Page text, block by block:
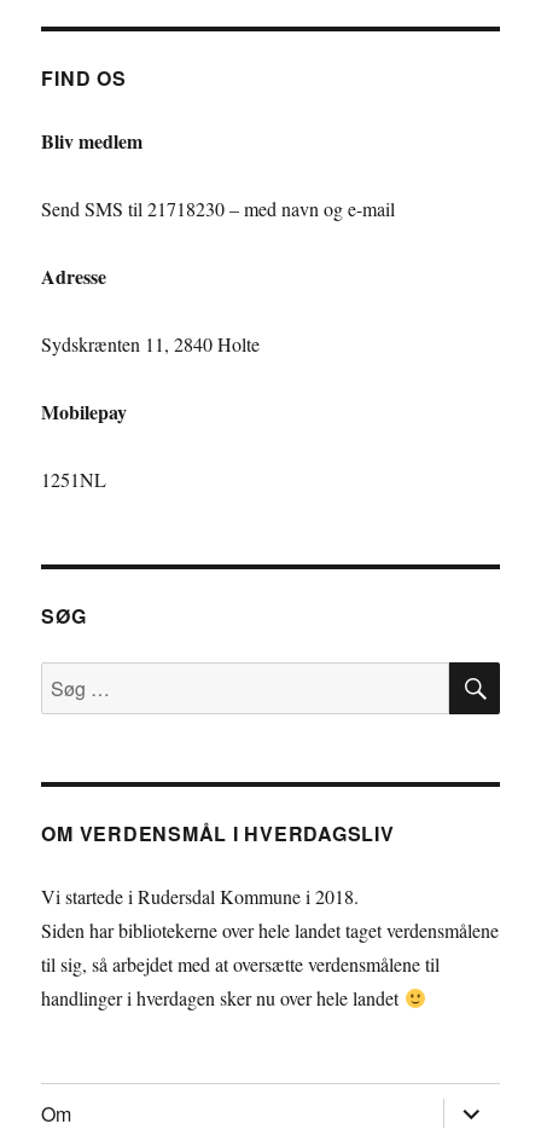
FIND OS
Bliv medlem
Send SMS til 21718230 – med navn og e-mail
Adresse
Sydskrænten 11, 2840 Holte
Mobilepay
1251NL
SØG
Søg
efter:
OM VERDENSMÅL I HVERDAGSLIV
Vi startede i Rudersdal Kommune i 2018.
Siden har bibliotekerne over hele landet taget verdensmålene
til sig, så arbejdet med at oversætte verdensmålene til
handlinger i hverdagen sker nu over hele landet
Om udvid